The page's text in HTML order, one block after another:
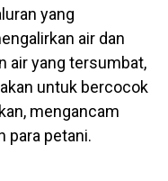
yang
air dan
air yang tersumbat,
untuk bercocok
mengancam
para petani.